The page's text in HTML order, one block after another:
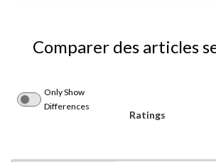
Comparer des articles
Only Show
Differences
Ratings